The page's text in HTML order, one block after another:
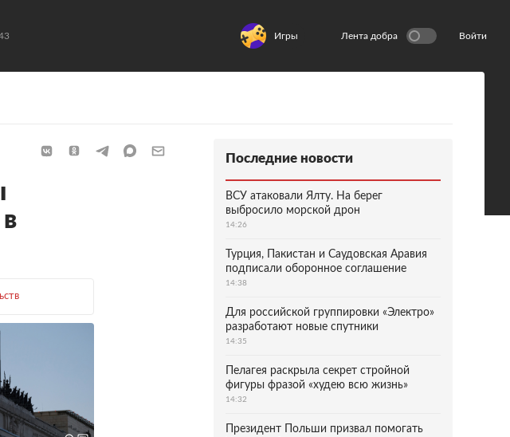
Игры Лента добра Войти
Последние новости
ВСУ атаковали Ялту. На берег
выбросило морской дрон
14:26
Турция, Пакистан и Саудовская Аравия
подписали оборонное соглашение
14:38
Для российской группировки «Электро»
разработают новые спутники
14:35
Пелагея раскрыла секрет стройной
фигуры фразой «худею всю жизнь»
14:32
Президент Польши призвал помогать